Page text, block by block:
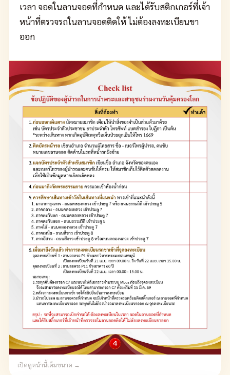
เวลา จอดในลานจอดที่กำหนด และได้รับสติกเกอร์ที่เจ้า
หน้าที่ตรวจรถในลานจอดติดให้ ไม่ต้องลงทะเบียนขา
ออก
เปิดดูหน้านี้เต็มขนาด →